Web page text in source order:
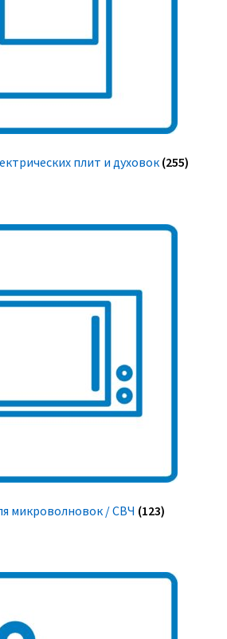
плит и духовок (255)
микроволновок / СВЧ (123)